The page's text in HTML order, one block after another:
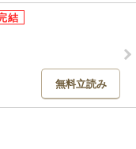
無料立読み